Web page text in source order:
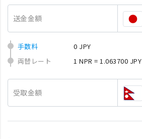
送金金額
手数料
0 JPY
両替レート
1 NPR = 1.063700 JPY
受取金額